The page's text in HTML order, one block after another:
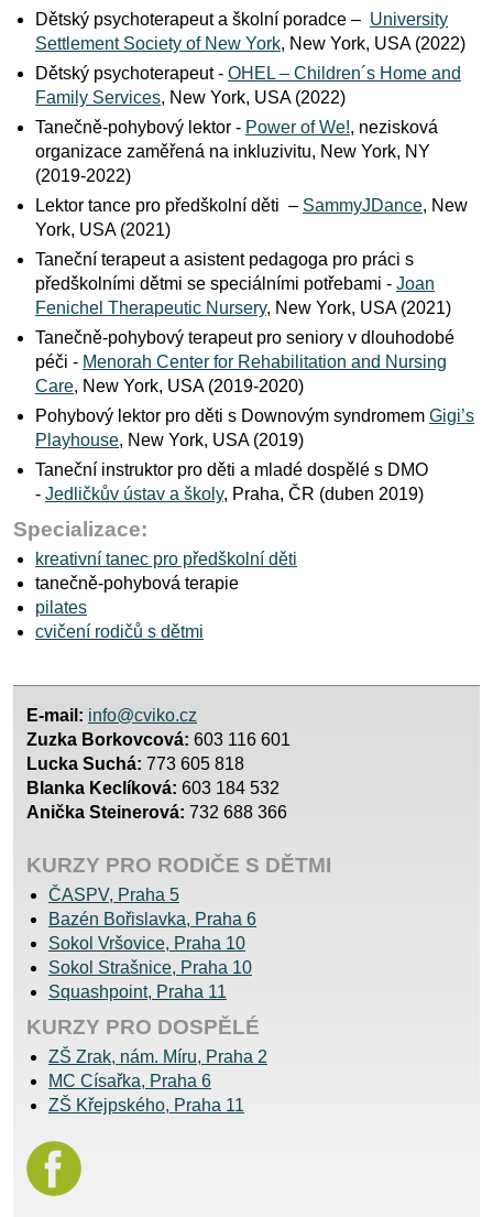
Dětský psychoterapeut a školní poradce – University
Settlement Society of New York, New York, USA (2022)
Dětský psychoterapeut - OHEL – Children´s Home and
Family Services, New York, USA (2022)
Tanečně-pohybový lektor - Power of We!, nezisková
organizace zaměřená na inkluzivitu, New York, NY
(2019-2022)
Lektor tance pro předškolní děti – SammyJDance, New
York, USA (2021)
Taneční terapeut a asistent pedagoga pro práci s
předškolními dětmi se speciálními potřebami - Joan
Fenichel Therapeutic Nursery, New York, USA (2021)
Tanečně-pohybový terapeut pro seniory v dlouhodobé
péči - Menorah Center for Rehabilitation and Nursing
Care, New York, USA (2019-2020)
Pohybový lektor pro děti s Downovým syndromem Gigi’s
Playhouse, New York, USA (2019)
Taneční instruktor pro děti a mladé dospělé s DMO
- Jedličkův ústav a školy, Praha, ČR (duben 2019)
Specializace:
kreativní tanec pro předškolní děti
tanečně-pohybová terapie
pilates
cvičení rodičů s dětmi
E-mail: info@cviko.cz
Zuzka Borkovcová: 603 116 601
Lucka Suchá: 773 605 818
Blanka Keclíková: 603 184 532
Anička Steinerová: 732 688 366
KURZY PRO RODIČE S DĚTMI
ČASPV, Praha 5
Bazén Bořislavka, Praha 6
Sokol Vršovice, Praha 10
Sokol Strašnice, Praha 10
Squashpoint, Praha 11
KURZY PRO DOSPĚLÉ
ZŠ Zrak, nám. Míru, Praha 2
MC Císařka, Praha 6
ZŠ Křejpského, Praha 11